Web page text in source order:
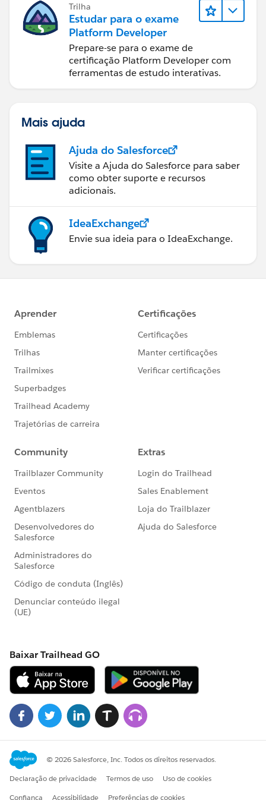
Trilha
Estudar para o exame
Platform Developer
Prepare-se para o exame de
certificação Platform Developer com
ferramentas de estudo interativas.
Mais ajuda
Ajuda do Salesforce
Visite a Ajuda do Salesforce para saber
como obter suporte e recursos
adicionais.
IdeaExchange
Envie sua ideia para o IdeaExchange.